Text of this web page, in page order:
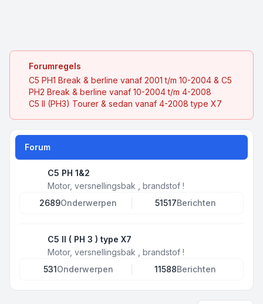
Forumregels
C5 PH1 Break & berline vanaf 2001 t/m 10-2004 & C5
PH2 Break & berline vanaf 10-2004 t/m 4-2008
C5 II (PH3) Tourer & sedan vanaf 4-2008 type X7
Forum
C5 PH 1&2
Motor, versnellingsbak , brandstof !
2689Onderwerpen 51517Berichten
C5 II ( PH 3 ) type X7
Motor, versnellingsbak , brandstof !
531Onderwerpen 11588Berichten